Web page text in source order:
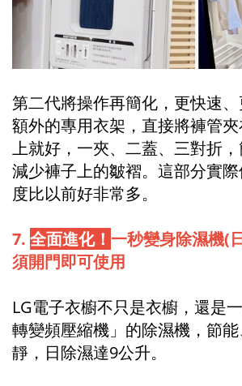
第二代將操作再簡化，更快速
額外的專用衣架，直接將褲管
上就好，一夾、二蓋、三對折
減少褲子上的皺褶。這部分實
度比以前好非常多。
7. 全面進化！ 一秒變身除濕機(
須開門即可使用
LG電子衣櫥不只是衣櫥，還是
轉變頻壓縮機」的除濕機，節
靜，日除濕達9公升。